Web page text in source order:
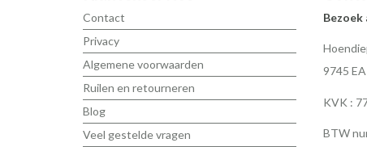
Contact
Privacy
Algemene voorwaarden
Ruilen en retourneren
Blog
Veel gestelde vragen
Bezoek
9745
KVK :
BTW